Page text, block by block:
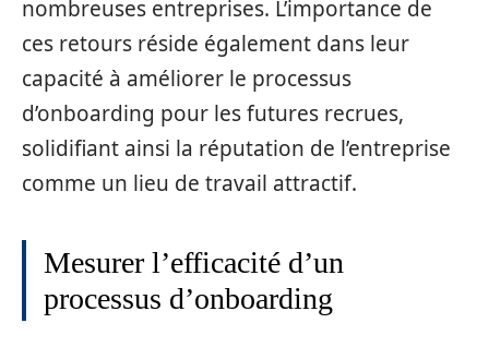
nombreuses entreprises. L’importance de
ces retours réside également dans leur
capacité à améliorer le processus
d’onboarding pour les futures recrues,
solidifiant ainsi la réputation de l’entreprise
comme un lieu de travail attractif.
Mesurer l’efficacité d’un
processus d’onboarding